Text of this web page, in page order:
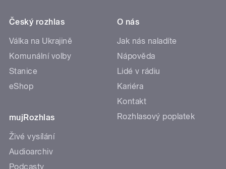
Český rozhlas
Válka na Ukrajině
Komunální volby
Stanice
eShop
mujRozhlas
Živé vysílání
Audioarchiv
Podcasty
O nás
Jak nás naladíte
Nápověda
Lidé v rádiu
Kariéra
Kontakt
Rozhlasový poplatek